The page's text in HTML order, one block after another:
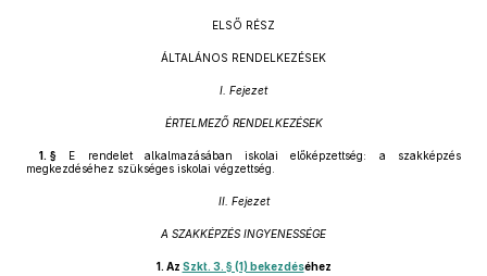
ELSŐ RÉSZ
ÁLTALÁNOS RENDELKEZÉSEK
I. Fejezet
ÉRTELMEZŐ RENDELKEZÉSEK
1. § E rendelet alkalmazásában iskolai előképzettség: a szakképzés
megkezdéséhez szükséges iskolai végzettség.
II. Fejezet
A SZAKKÉPZÉS INGYENESSÉGE
1. Az Szkt. 3. § (1) bekezdéséhez